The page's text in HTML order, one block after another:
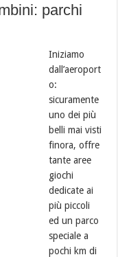
parchi
Iniziamo
dall’aeroport
o:
sicuramente
uno dei più
belli mai visti
finora, offre
tante aree
giochi
dedicate ai
più piccoli
ed un parco
speciale a
pochi km di